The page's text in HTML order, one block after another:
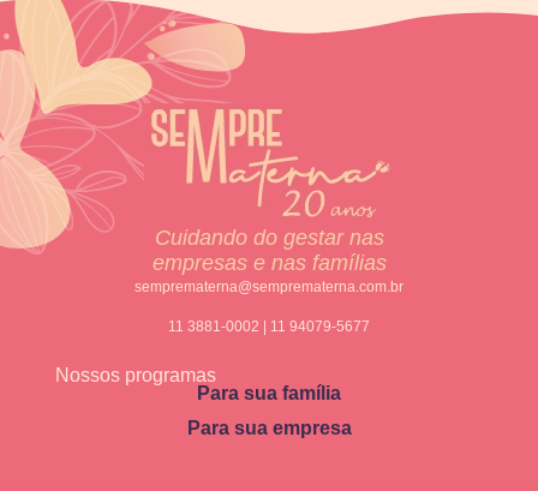
Cuidando do gestar nas
empresas e nas famílias
semprematerna@semprematerna.com.br
11 3881-0002 | 11 94079-5677
Nossos programas
Para sua família
Para sua empresa